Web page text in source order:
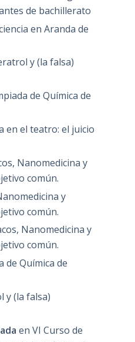
de bachillerato
en Aranda de
y (la falsa)
de Química de
en el teatro: el juicio
Nanomedicina y
común.
y
común.
Nanomedicina y
común.
de Química de
y (la falsa)
en VI Curso de